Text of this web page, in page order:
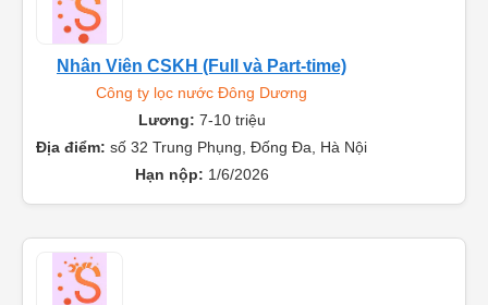
Nhân Viên CSKH (Full và Part-time)
Công ty lọc nước Đông Dương
Lương: 7-10 triệu
Địa điểm: số 32 Trung Phụng, Đống Đa, Hà Nội
Hạn nộp: 1/6/2026